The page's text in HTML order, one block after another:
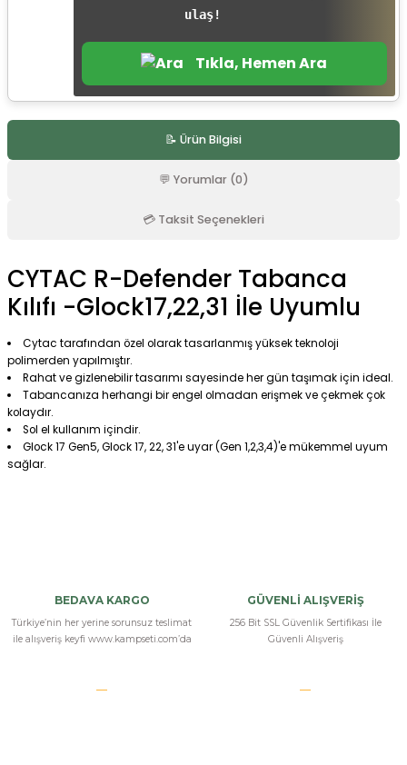
ulaş!
Tıkla, Hemen Ara
📝 Ürün Bilgisi
💬 Yorumlar (0)
💳 Taksit Seçenekleri
CYTAC R-Defender Tabanca
Kılıfı -Glock17,22,31 İle Uyumlu
Cytac tarafından özel olarak tasarlanmış yüksek teknoloji
polimerden yapılmıştır.
Rahat ve gizlenebilir tasarımı sayesinde her gün taşımak için ideal.
Tabancanıza herhangi bir engel olmadan erişmek ve çekmek çok
kolaydır.
Sol el kullanım içindir.
Glock 17 Gen5, Glock 17, 22, 31'e uyar (Gen 1,2,3,4)'e mükemmel uyum
sağlar.
BEDAVA KARGO
Türkiye’nin her yerine sorunsuz teslimat
ile alışveriş keyfi www.kampseti.com’da
GÜVENLİ ALIŞVERİŞ
256 Bit SSL Güvenlik Sertifikası İle
Güvenli Alışveriş